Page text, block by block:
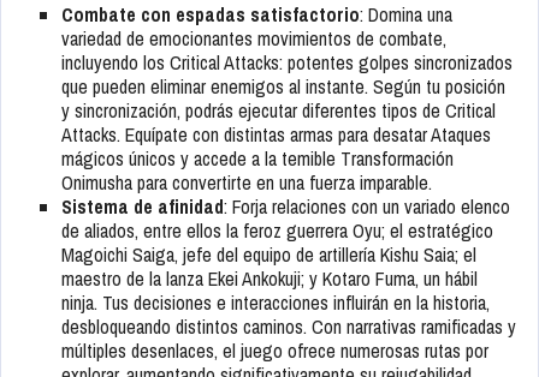
Combate con espadas satisfactorio: Domina una
variedad de emocionantes movimientos de combate,
incluyendo los Critical Attacks: potentes golpes sincronizados
que pueden eliminar enemigos al instante. Según tu posición
y sincronización, podrás ejecutar diferentes tipos de Critical
Attacks. Equípate con distintas armas para desatar Ataques
mágicos únicos y accede a la temible Transformación
Onimusha para convertirte en una fuerza imparable.
Sistema de afinidad: Forja relaciones con un variado elenco
de aliados, entre ellos la feroz guerrera Oyu; el estratégico
Magoichi Saiga, jefe del equipo de artillería Kishu Saia; el
maestro de la lanza Ekei Ankokuji; y Kotaro Fuma, un hábil
ninja. Tus decisiones e interacciones influirán en la historia,
desbloqueando distintos caminos. Con narrativas ramificadas y
múltiples desenlaces, el juego ofrece numerosas rutas por